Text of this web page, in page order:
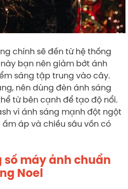
chính sẽ đến từ hệ thống
bạn nên giảm bớt ánh
sáng tập trung vào cây.
nên dùng đèn ánh sáng
từ bên cạnh để tạo độ nổi.
vì ánh sáng mạnh đột ngột
áp và chiều sâu vốn có
máy ảnh chuẩn
Noel